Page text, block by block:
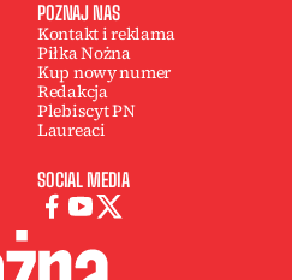
POZNAJ NAS
Kontakt i reklama
Piłka Nożna
Kup nowy numer
Redakcja
Plebiscyt PN
Laureaci
SOCIAL MEDIA